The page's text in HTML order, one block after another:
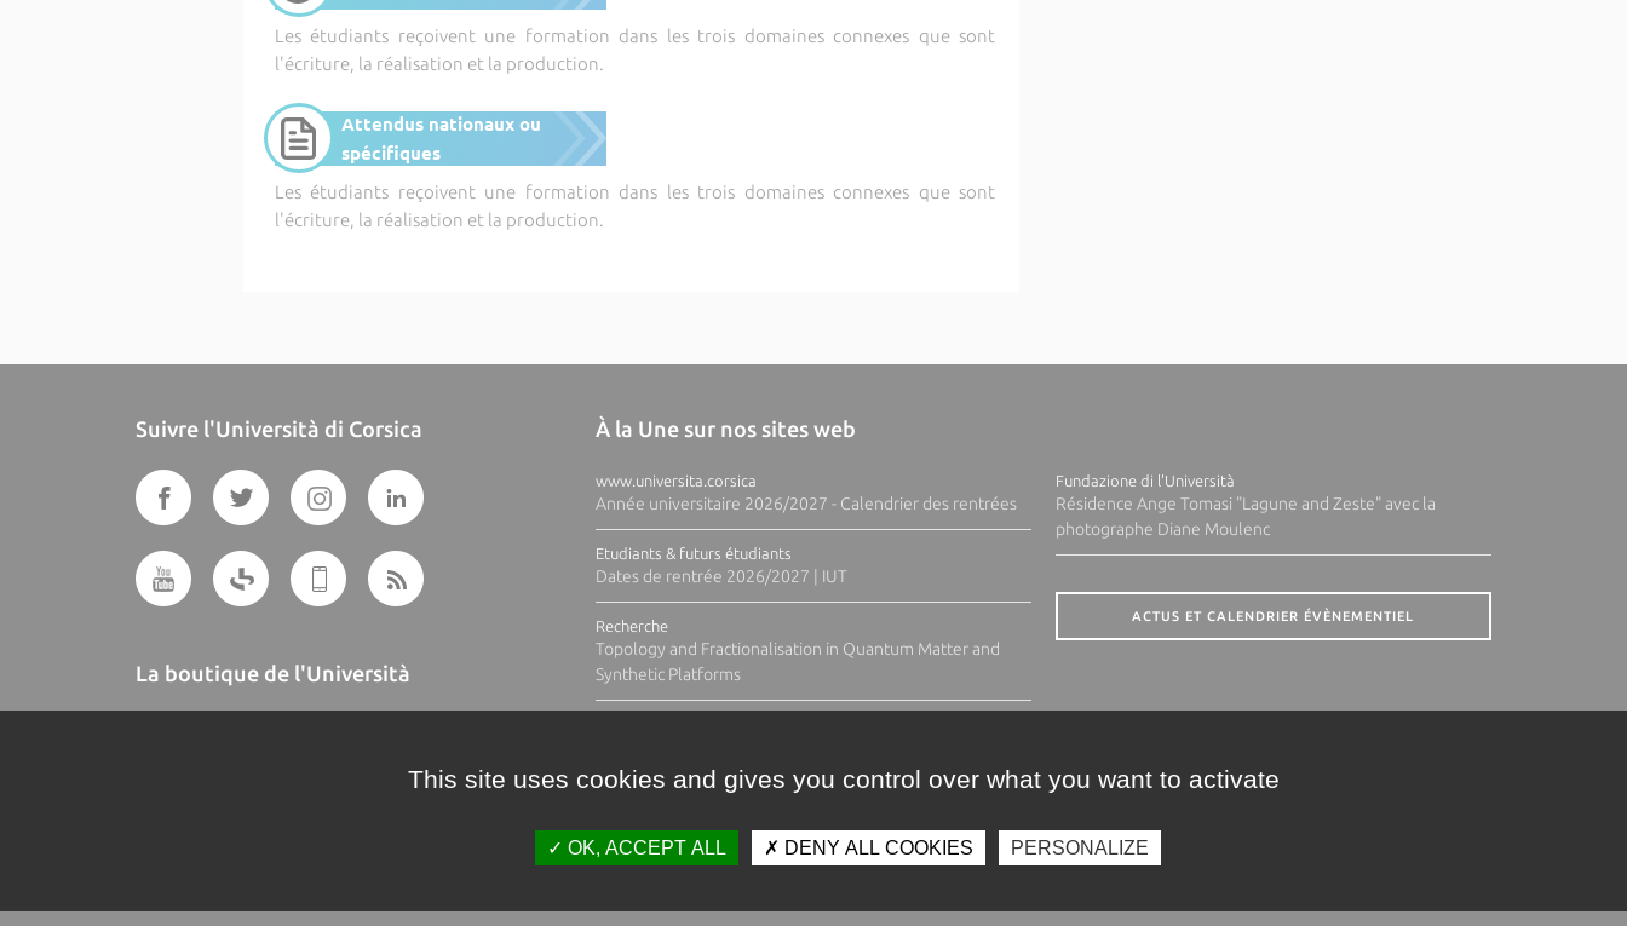
Les étudiants reçoivent une formation dans les trois domaines connexes que sont
l'écriture, la réalisation et la production.
Attendus nationaux ou
spécifiques
Les étudiants reçoivent une formation dans les trois domaines connexes que sont
l'écriture, la réalisation et la production.
Suivre l'Università di Corsica
La boutique de l'Università
À la Une sur nos sites web
www.universita.corsica
Année universitaire 2026/2027 - Calendrier des rentrées
Etudiants & futurs étudiants
Dates de rentrée 2026/2027 | IUT
Recherche
Topology and Fractionalisation in Quantum Matter and
Synthetic Platforms
Fundazione di l'Università
Résidence Ange Tomasi "Lagune and Zeste" avec la
photographe Diane Moulenc
ACTUS ET CALENDRIER ÉVÈNEMENTIEL
This site uses cookies and gives you control over what you want to activate
OK, ACCEPT ALL DENY ALL COOKIES PERSONALIZE